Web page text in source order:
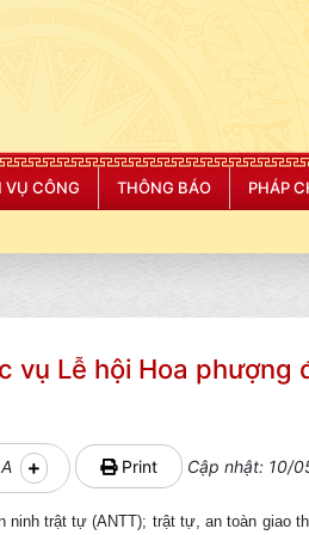
VỤ CÔNG THÔNG BÁO PHÁP
vụ Lễ hội Hoa phượng
A Print Cập nhật: 10/
trật tự (ANTT); trật tự, an toàn giao